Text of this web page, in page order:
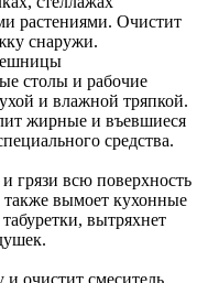
растениями. Очистит
снаружи.
столы и рабочие
и влажной тряпкой.
жирные и въевшиеся
средства.
грязи всю поверхность
вымоет кухонные
вытряхнет
очистит смеситель